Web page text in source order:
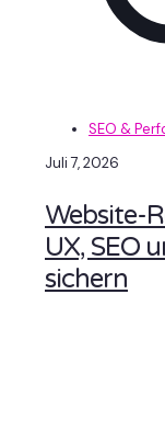
SEO &
Juli 7, 2026
Website-
UX, SEO
sichern